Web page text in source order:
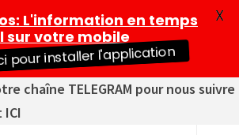
chaîne TELEGRAM pour nous suivre
: L'information en temps
sur votre mobile
installer l'application
X